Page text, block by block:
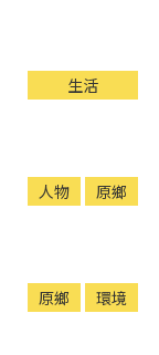
生活
人物 原鄉
原鄉 環境